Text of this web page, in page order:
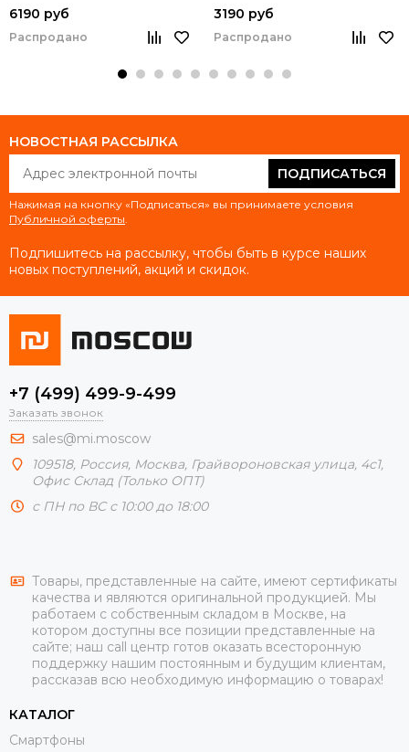
(YLTD003) 10 Вт
6190 руб
Распродано
(MJGJD01YL)
3190 руб
Распродано
НОВОСТНАЯ РАССЫЛКА
ПОДПИСАТЬСЯ
Нажимая на кнопку «Подписаться» вы принимаете условия
Публичной оферты.
Подпишитесь на рассылку, чтобы быть в курсе наших
новых поступлений, акций и скидок.
+7 (499) 499-9-499
Заказать звонок
sales@mi.moscow
109518, Россия, Москва, Грайвороновская улица, 4с1,
Офис Склад (Только ОПТ)
с ПН по ВС с 10:00 до 18:00
Товары, представленные на сайте, имеют сертификаты
качества и являются оригинальной продукцией. Мы
работаем с собственным складом в Москве, на
котором доступны все позиции представленные на
сайте; наш call центр готов оказать всесторонную
поддержку нашим постоянным и будущим клиентам,
рассказав всю необходимую информацию о товарах!
КАТАЛОГ
Смартфоны